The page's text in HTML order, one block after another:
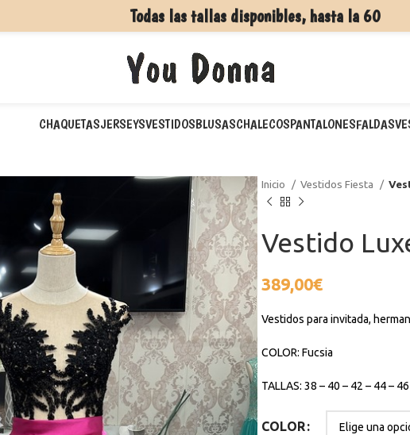
Todas las tallas disponibles, hasta la 60
CHAQUETASJERSEYSVESTIDOSBLUSASCHALECOSPANTALONESFALDAS
Inicio Vestidos Fiesta
Vestido
389,00€
Vestidos para invitada,
COLOR: Fucsia
TALLAS: 38 – 40 – 42 – 44 –
COLOR